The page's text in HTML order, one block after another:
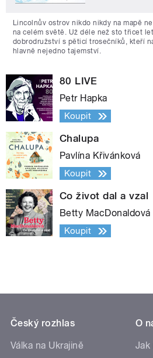
Lincolnův ostrov nikdo nikdy na mapě
na celém světě. Už déle než sto třicet
dobrodružství s pěticí trosečníků, kteří
hlavně nejedno tajemství.
80 LIVE
Petr Hapka
Koupit
Chalupa
Pavlína Křivánková
Koupit
Co život dal a vzal
Betty MacDonaldová
Koupit
Český rozhlas
Válka na Ukrajině
O
Jak